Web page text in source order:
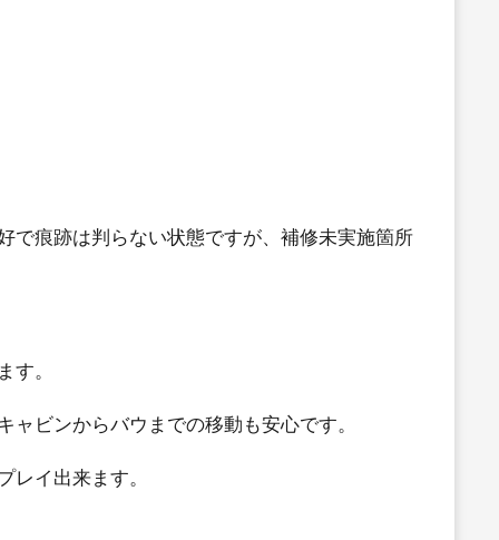
で痕跡は判らない状態ですが、補修未実施箇所
す。
ビンからバウまでの移動も安心です。
レイ出来ます。